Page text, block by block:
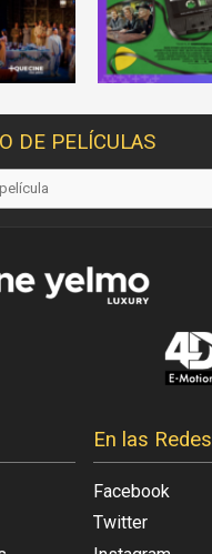
DE PELÍCULAS
En las Redes
Facebook
Twitter